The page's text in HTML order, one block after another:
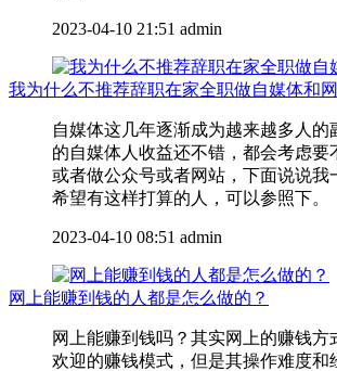
2023-04-10 21:51 admin
我为什么不推荐辞职在家全职做自媒体和
自媒体这几年逐渐成为越来越多人的
的自媒体人收益还不错，都会考虑要
或者做公众号或者网站，下面说说我
希望有这样打算的人，可以参照下。
2023-04-10 08:51 admin
网上能赚到钱的人都是怎么做的？
网上能赚到钱吗？其实网上的赚钱方
欢迎的赚钱模式，但是其操作难度和